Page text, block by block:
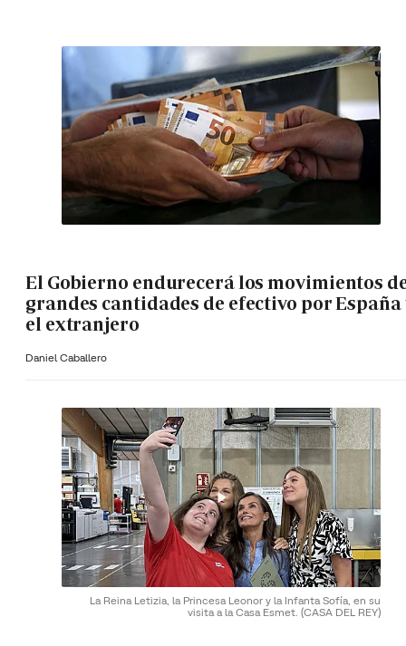
El Gobierno endurecerá los movimientos
grandes cantidades de efectivo por España
el extranjero
Daniel Caballero
La Reina Letizia, la Princesa Leonor y la Infanta Sofía, en su
visita a la Casa Esmet. (CASA DEL REY)